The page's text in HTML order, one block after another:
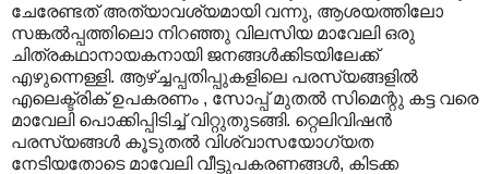
ചേരേണ്ടത് അത്യാവശ്യമായി വന്നു, ആശയത്തിലോ
സങ്കൽ‌പ്പത്തിലൊ നിറഞ്ഞു വിലസിയ മാവേലി ഒരു
ചിത്രകഥാനായകനായി ജനങ്ങൾക്കിടയിലേക്ക്
എഴുന്നെള്ളി. ആഴ്ച്ചപ്പതിപ്പുകളിലെ പരസ്യങ്ങളിൽ
എലെക്ട്രിക് ഉപകരണം , സോപ്പ് മുതൽ സിമെന്റു കട്ട വരെ
മാവേലി പൊക്കിപ്പിടിച്ച് വിറ്റുതുടങ്ങി. റ്റെലിവിഷൻ
പരസ്യങ്ങൾ കൂടുതൽ വിശ്വാസയോഗ്യത
നേടിയതോടെ മാവേലി വീട്ടുപകരണങ്ങൾ, കിടക്ക